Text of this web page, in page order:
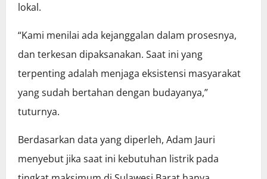
lokal.
“Kami menilai ada kejanggalan dalam prosesnya,
dan terkesan dipaksanakan. Saat ini yang
terpenting adalah menjaga eksistensi masyarakat
yang sudah bertahan dengan budayanya,”
tuturnya.
Berdasarkan data yang diperleh, Adam Jauri
menyebut jika saat ini kebutuhan listrik pada